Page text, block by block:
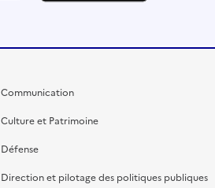
Communication
Culture et Patrimoine
Défense
Direction et pilotage des politiques publiques